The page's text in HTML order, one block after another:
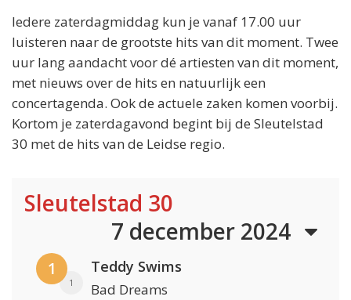
Iedere zaterdagmiddag kun je vanaf 17.00 uur
luisteren naar de grootste hits van dit moment. Twee
uur lang aandacht voor dé artiesten van dit moment,
met nieuws over de hits en natuurlijk een
concertagenda. Ook de actuele zaken komen voorbij.
Kortom je zaterdagavond begint bij de Sleutelstad
30 met de hits van de Leidse regio.
Sleutelstad 30
7 december 2024
1
1
Teddy Swims
Bad Dreams